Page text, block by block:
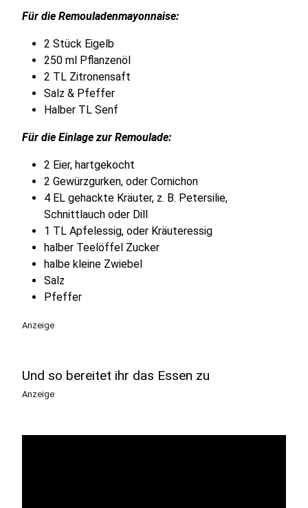
Für die Remouladenmayonnaise:
2 Stück Eigelb
250 ml Pflanzenöl
2 TL Zitronensaft
Salz & Pfeffer
Halber TL Senf
Für die Einlage zur Remoulade:
2 Eier, hartgekocht
2 Gewürzgurken, oder Cornichon
4 EL gehackte Kräuter, z. B. Petersilie,
Schnittlauch oder Dill
1 TL Apfelessig, oder Kräuteressig
halber Teelöffel Zucker
halbe kleine Zwiebel
Salz
Pfeffer
Anzeige
Und so bereitet ihr das Essen zu
Anzeige